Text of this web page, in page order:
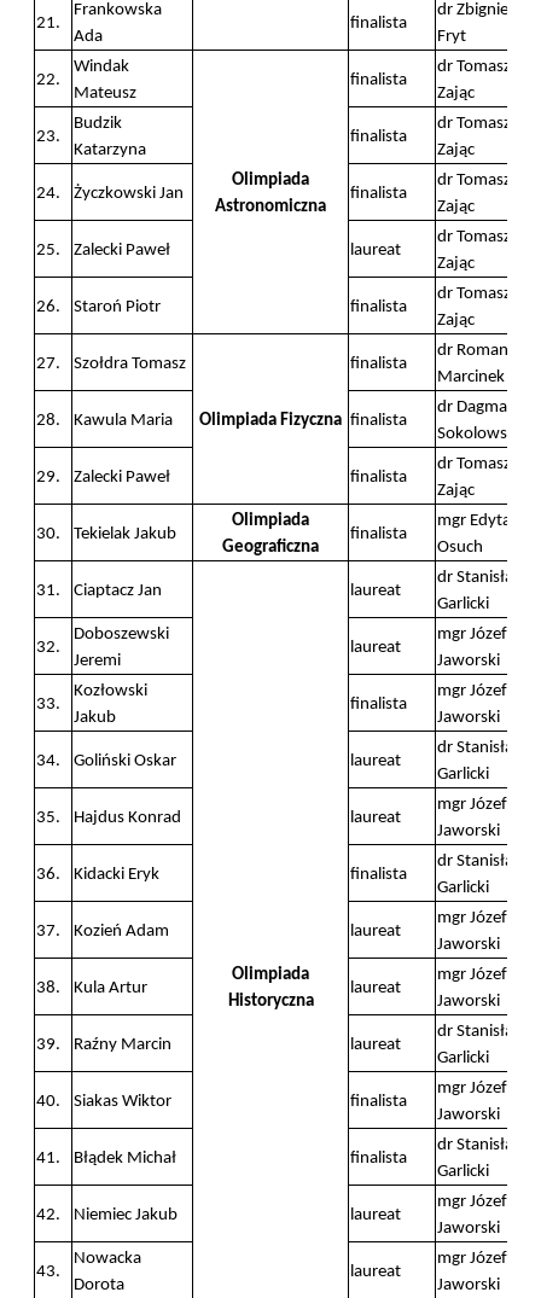
21.
Frankowska
Ada
finalista
dr Zbigniew
Fryt
22.
Windak
Mateusz
Olimpiada
Astronomiczna
finalista
dr Tomasz
Zając
23.
Budzik
Katarzyna
finalista
dr Tomasz
Zając
24. Życzkowski Jan finalista
dr Tomasz
Zając
25. Zalecki Paweł laureat
dr Tomasz
Zając
26. Staroń Piotr finalista
dr Tomasz
Zając
27. Szołdra Tomasz
Olimpiada Fizyczna
finalista
dr Roman
Marcinek
28. Kawula Maria finalista
dr Dagmara
Sokolowska
29. Zalecki Paweł finalista
dr Tomasz
Zając
30. Tekielak Jakub
Olimpiada
Geograficzna
finalista
mgr Edyta
Osuch
31. Ciaptacz Jan
Olimpiada
Historyczna
laureat
dr Stanisław
Garlicki
32.
Doboszewski
Jeremi
laureat
mgr Józef
Jaworski
33.
Kozłowski
Jakub
finalista
mgr Józef
Jaworski
34. Goliński Oskar laureat
dr Stanisław
Garlicki
35. Hajdus Konrad laureat
mgr Józef
Jaworski
36. Kidacki Eryk finalista
dr Stanisław
Garlicki
37. Kozień Adam laureat
mgr Józef
Jaworski
38. Kula Artur laureat
mgr Józef
Jaworski
39. Raźny Marcin laureat
dr Stanisław
Garlicki
40. Siakas Wiktor finalista
mgr Józef
Jaworski
41. Błądek Michał finalista
dr Stanisław
Garlicki
42. Niemiec Jakub laureat
mgr Józef
Jaworski
43.
Nowacka
Dorota
laureat
mgr Józef
Jaworski